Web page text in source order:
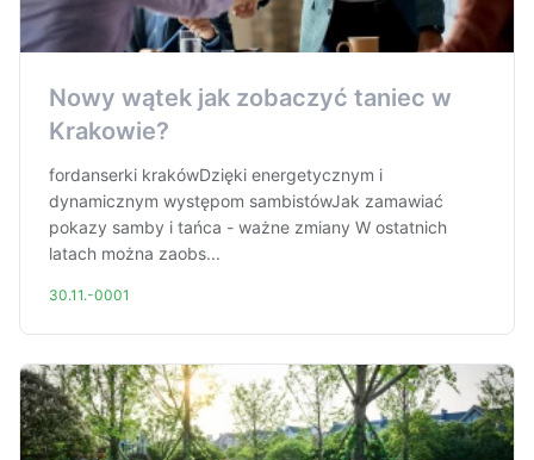
Nowy wątek jak zobaczyć taniec w
Krakowie?
fordanserki krakówDzięki energetycznym i
dynamicznym występom sambistówJak zamawiać
pokazy samby i tańca - ważne zmiany W ostatnich
latach można zaobs...
30.11.-0001